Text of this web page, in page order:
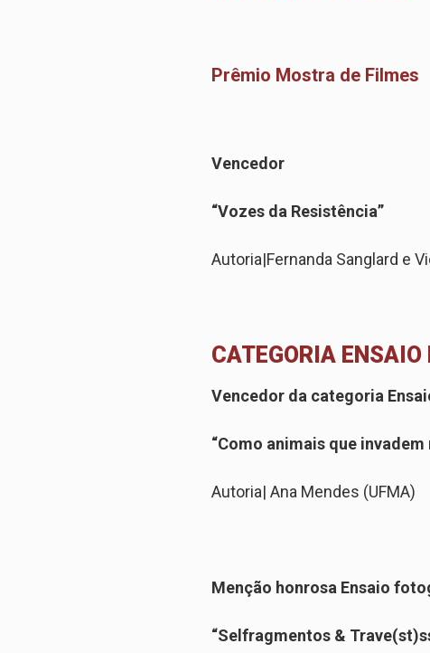
Prêmio Mostra de Filmes
Vencedor
“Vozes da Resistência”
Autoria|Fernanda Sanglard e
CATEGORIA ENSAIO
Vencedor da categoria
“Como animais que
Autoria| Ana Mendes (UFMA)
Menção honrosa Ensaio
“Selfragmentos &